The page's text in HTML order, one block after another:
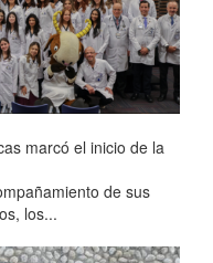
marcó el inicio de la
de sus
los...